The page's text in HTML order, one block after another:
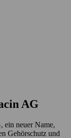
AG
ein neuer Name,
Gehörschutz und